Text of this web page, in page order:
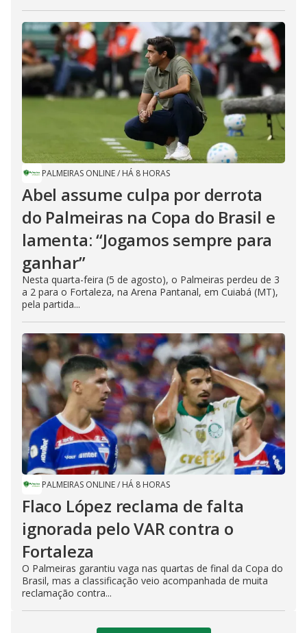
PALMEIRAS ONLINE/ HÁ 8 HORAS
Abel assume culpa por derrota
do Palmeiras na Copa do Brasil e
lamenta: “Jogamos sempre para
ganhar”
Nesta quarta-feira (5 de agosto), o Palmeiras perdeu de 3
a 2 para o Fortaleza, na Arena Pantanal, em Cuiabá (MT),
pela partida...
PALMEIRAS ONLINE/ HÁ 8 HORAS
Flaco López reclama de falta
ignorada pelo VAR contra o
Fortaleza
O Palmeiras garantiu vaga nas quartas de final da Copa do
Brasil, mas a classificação veio acompanhada de muita
reclamação contra...